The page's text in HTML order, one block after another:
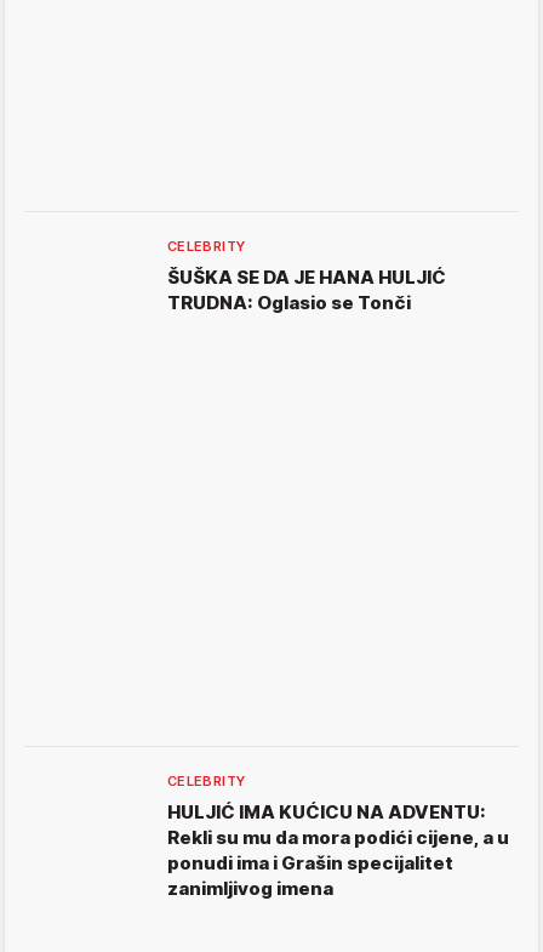
CELEBRITY
ŠUŠKA SE DA JE HANA HULJIĆ
TRUDNA: Oglasio se Tonči
CELEBRITY
HULJIĆ IMA KUĆICU NA ADVENTU:
Rekli su mu da mora podići cijene, a u
ponudi ima i Grašin specijalitet
zanimljivog imena